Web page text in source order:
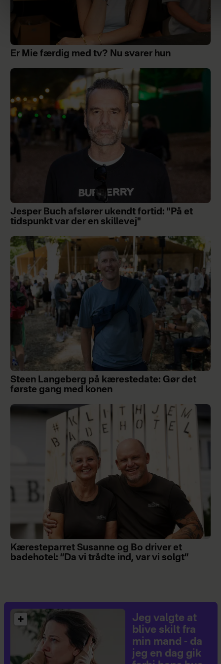
Er Mie færdig med tv? Nu svarer hun
Jesper Buch afslører ukendt fortid: "På et
tidspunkt var der en skillevej"
Steen Langeberg på kærestedate: Gør det
første gang med konen
Kæresteparret Susanne og Bo driver et
badehotel: ”Da vi trådte ind, var vi solgt”
Jeg valgte at
blive skilt fra
min mand - da
jeg en dag gik